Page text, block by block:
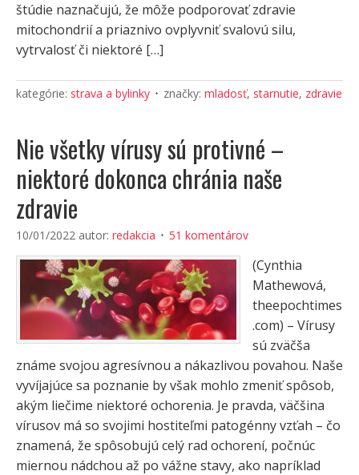
štúdie naznačujú, že môže podporovať zdravie
mitochondrií a priaznivo ovplyvniť svalovú silu,
vytrvalosť či niektoré […]
kategórie: strava a bylinky značky: mladosť, starnutie, zdravie
Nie všetky vírusy sú protivné –
niektoré dokonca chránia naše
zdravie
10/01/2022 autor: redakcia 51 komentárov
(Cynthia
Mathewová,
theepochtimes
.com) – Vírusy
sú zväčša
známe svojou agresívnou a nákazlivou povahou. Naše
vyvíjajúce sa poznanie by však mohlo zmeniť spôsob,
akým liečime niektoré ochorenia. Je pravda, väčšina
vírusov má so svojimi hostiteľmi patogénny vzťah – čo
znamená, že spôsobujú celý rad ochorení, počnúc
miernou nádchou až po vážne stavy, ako napríklad